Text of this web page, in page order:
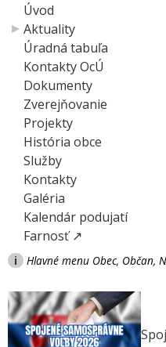
Úvod
Aktuality
Úradná tabuľa
Kontakty OcÚ
Dokumenty
Zverejňovanie
Projekty
História obce
Služby
Kontakty
Galéria
Kalendár podujatí
Farnosť ↗
i Hlavné menu Obec, Občan,